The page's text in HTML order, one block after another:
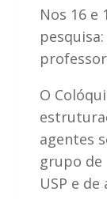
Nos 16 e
O
agentes
grupo de
USP e